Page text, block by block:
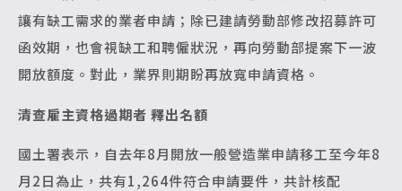
讓有缺工需求的業者申請；除已建請勞動部修改招募許可
函效期，也會視缺工和聘僱狀況，再向勞動部提案下一波
開放額度。對此，業界則期盼再放寬申請資格。
清查雇主資格過期者 釋出名額
國土署表示，自去年8月開放一般營造業申請移工至今年8
月2日為止，共有1,264件符合申請要件，共計核配